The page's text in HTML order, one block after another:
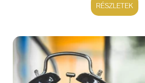
RÉSZLETEK